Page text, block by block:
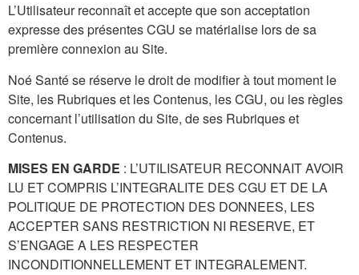
L’Utilisateur reconnaît et accepte que son acceptation
expresse des présentes CGU se matérialise lors de sa
première connexion au Site.
Noé Santé se réserve le droit de modifier à tout moment le
Site, les Rubriques et les Contenus, les CGU, ou les règles
concernant l’utilisation du Site, de ses Rubriques et
Contenus.
MISES EN GARDE : L’UTILISATEUR RECONNAIT AVOIR
LU ET COMPRIS L’INTEGRALITE DES CGU ET DE LA
POLITIQUE DE PROTECTION DES DONNEES, LES
ACCEPTER SANS RESTRICTION NI RESERVE, ET
S’ENGAGE A LES RESPECTER
INCONDITIONNELLEMENT ET INTEGRALEMENT.